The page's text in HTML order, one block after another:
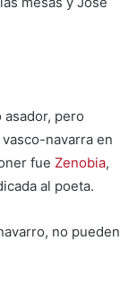
asador, pero
navarra en
fue Zenobia,
al poeta.
no pueden